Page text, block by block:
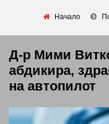
Начало
Д-р Мими
абдикира,
на автопилот